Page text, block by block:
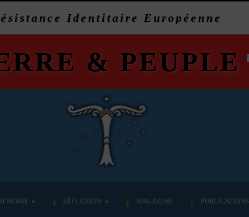
Identitaire Européenne
& PEUPLE
RÉFLEXION MAGAZINE PUBLICATIONS